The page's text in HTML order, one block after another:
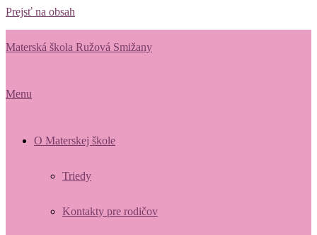
Prejsť na obsah
Materská škola Ružová Smižany
Menu
O Materskej škole
Triedy
Kontakty pre rodičov